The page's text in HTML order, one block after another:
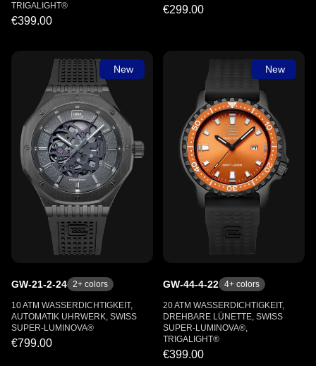
TRIGALIGHT®
€399.00
€299.00
New
GW-21-2-24 2+ colors
10 ATM WASSERDICHTIGKEIT,
AUTOMATIK UHRWERK, SWISS
SUPER-LUMINOVA®
€799.00
New
GW-44-4-22 4+ colors
20 ATM WASSERDICHTIGKEIT,
DREHBARE LÜNETTE, SWISS
SUPER-LUMINOVA®,
TRIGALIGHT®
€399.00